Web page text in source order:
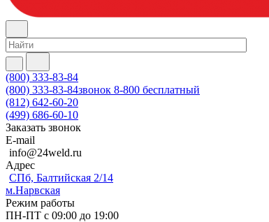
(800) 333-83-84
(800) 333-83-84звонок 8-800 бесплатный
(812) 642-60-20
(499) 686-60-10
Заказать звонок
E-mail
info@24weld.ru
Адрес
СПб, Балтийская 2/14
м.Нарвская
Режим работы
ПН-ПТ с 09:00 до 19:00